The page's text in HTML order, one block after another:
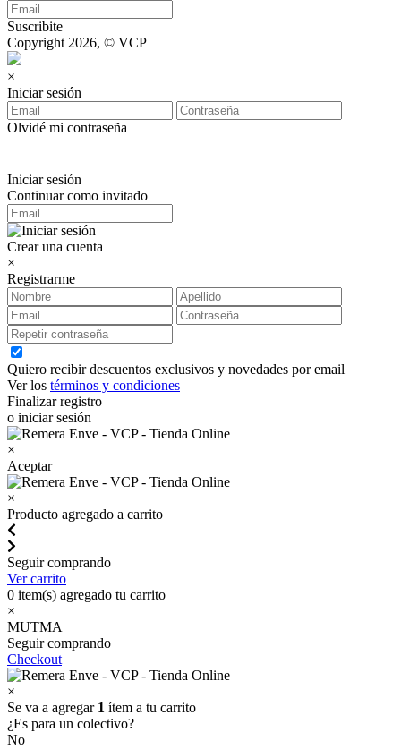
Suscribite
Copyright 2026, © VCP
×
Iniciar sesión
Olvidé mi contraseña
Iniciar sesión
Continuar como invitado
Crear una cuenta
×
Registrarme
Quiero recibir descuentos exclusivos y novedades por email
Ver los términos y condiciones
Finalizar registro
o iniciar sesión
×
Aceptar
×
Producto agregado a carrito
Seguir comprando
Ver carrito
0 item(s) agregado tu carrito
×
MUTMA
Seguir comprando
Checkout
×
Se va a agregar 1 ítem a tu carrito
¿Es para un colectivo?
No